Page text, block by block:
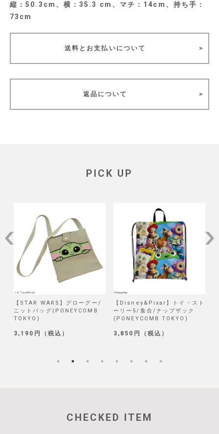
縦：50.3cm、横：35.3 cm、マチ：14cm、持ち手：
73cm
送料とお支払いについて
返品について
PICK UP
【STAR WARS】グローグー/
ニットバッグ(PONEYCOMB
TOKYO)
3,190円（税込）
【Disney&Pixar】トイ・スト
ーリー5/集合/ナップザック
(PONEYCOMB TOKYO)
3,850円（税込）
CHECKED ITEM